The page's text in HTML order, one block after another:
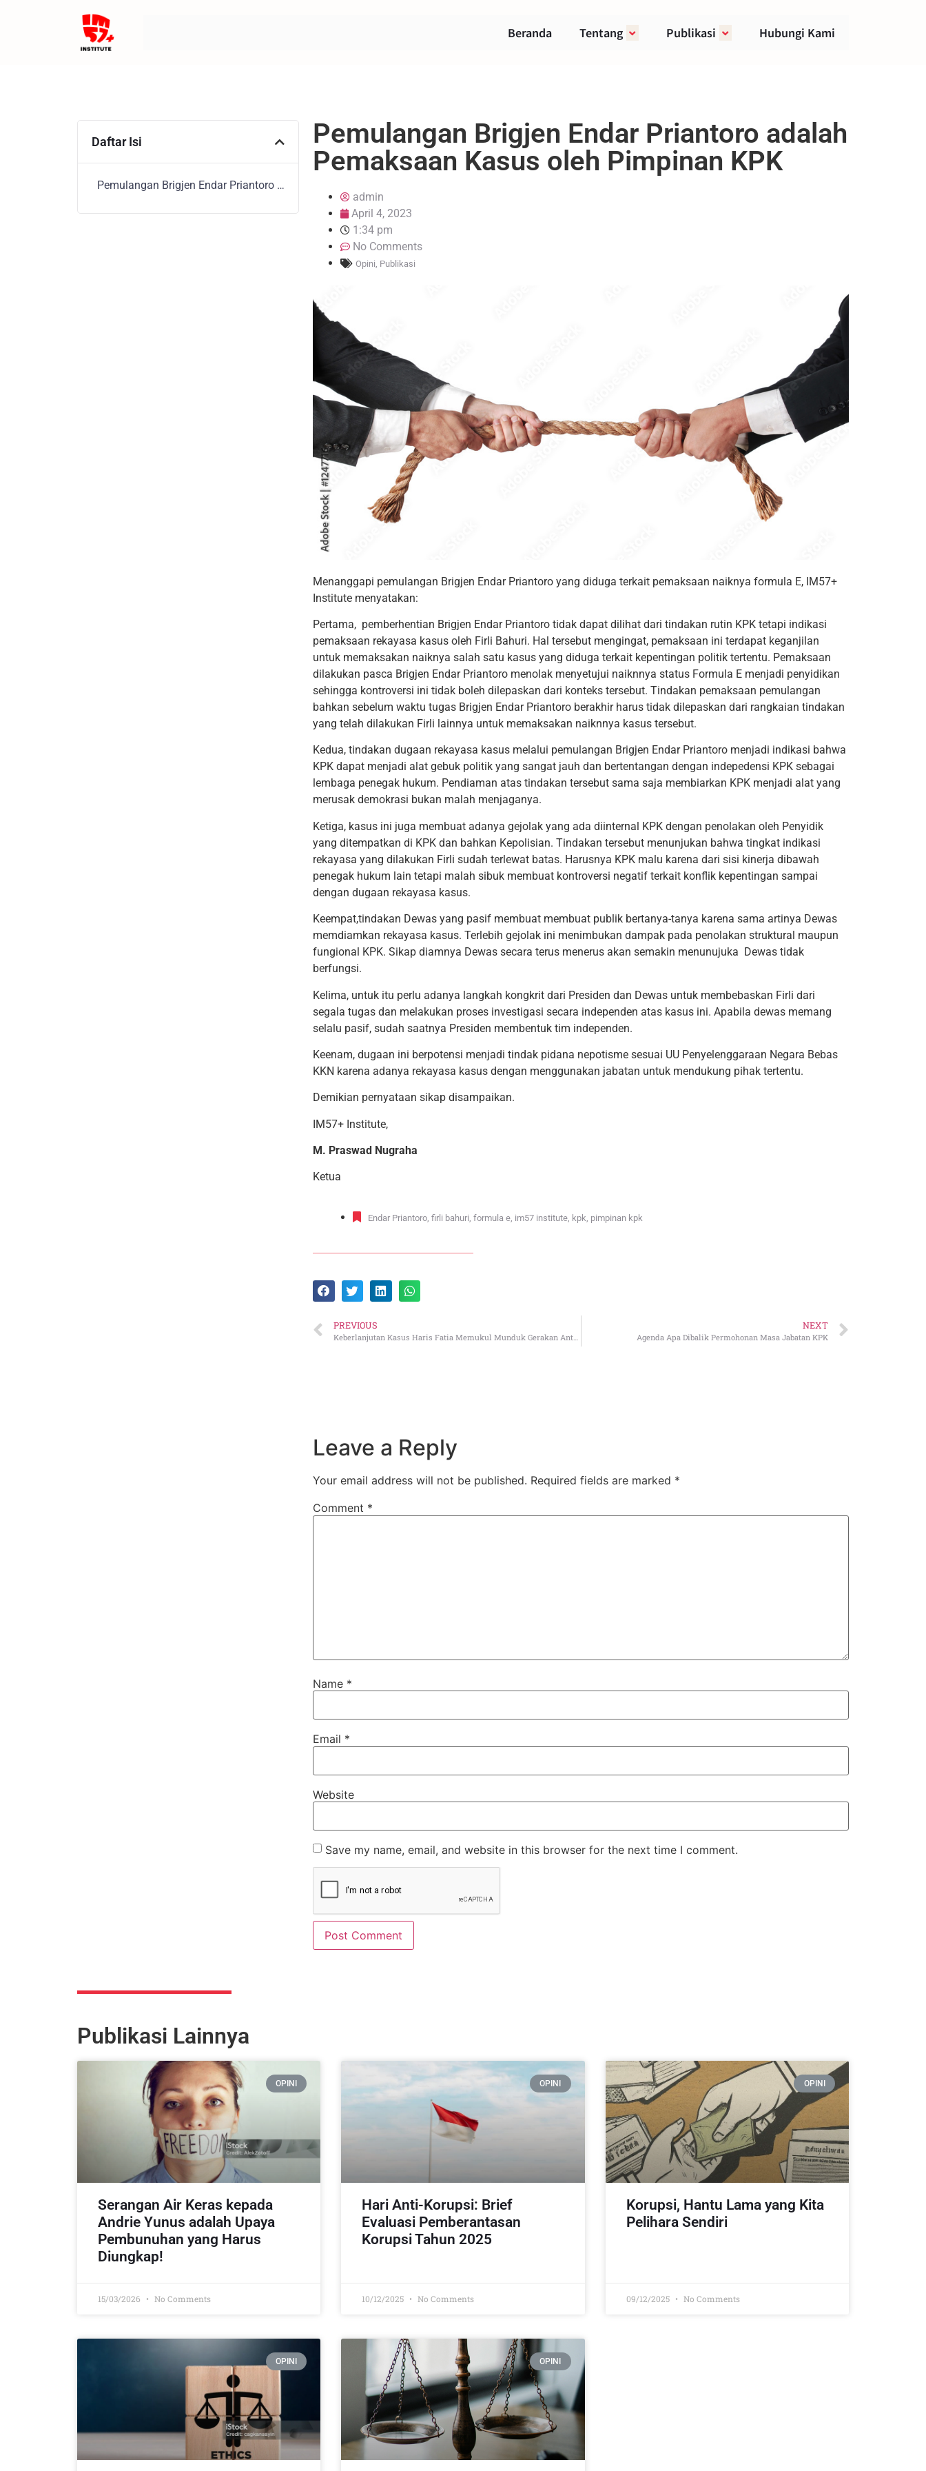
Beranda Tentang Publikasi Hubungi Kami
Daftar Isi
Pemulangan Brigjen Endar Priantoro adalah Pemaksaan Kasus oleh Pimpinan KPK
Pemulangan Brigjen Endar Priantoro adalah
Pemaksaan Kasus oleh Pimpinan KPK
admin
April 4, 2023
1:34 pm
No Comments
Opini, Publikasi
Menanggapi pemulangan Brigjen Endar Priantoro yang diduga terkait pemaksaan naiknya formula E, IM57+
Institute menyatakan:
Pertama, pemberhentian Brigjen Endar Priantoro tidak dapat dilihat dari tindakan rutin KPK tetapi indikasi
pemaksaan rekayasa kasus oleh Firli Bahuri. Hal tersebut mengingat, pemaksaan ini terdapat keganjilan
untuk memaksakan naiknya salah satu kasus yang diduga terkait kepentingan politik tertentu. Pemaksaan
dilakukan pasca Brigjen Endar Priantoro menolak menyetujui naiknnya status Formula E menjadi penyidikan
sehingga kontroversi ini tidak boleh dilepaskan dari konteks tersebut. Tindakan pemaksaan pemulangan
bahkan sebelum waktu tugas Brigjen Endar Priantoro berakhir harus tidak dilepaskan dari rangkaian tindakan
yang telah dilakukan Firli lainnya untuk memaksakan naiknnya kasus tersebut.
Kedua, tindakan dugaan rekayasa kasus melalui pemulangan Brigjen Endar Priantoro menjadi indikasi bahwa
KPK dapat menjadi alat gebuk politik yang sangat jauh dan bertentangan dengan indepedensi KPK sebagai
lembaga penegak hukum. Pendiaman atas tindakan tersebut sama saja membiarkan KPK menjadi alat yang
merusak demokrasi bukan malah menjaganya.
Ketiga, kasus ini juga membuat adanya gejolak yang ada diinternal KPK dengan penolakan oleh Penyidik
yang ditempatkan di KPK dan bahkan Kepolisian. Tindakan tersebut menunjukan bahwa tingkat indikasi
rekayasa yang dilakukan Firli sudah terlewat batas. Harusnya KPK malu karena dari sisi kinerja dibawah
penegak hukum lain tetapi malah sibuk membuat kontroversi negatif terkait konflik kepentingan sampai
dengan dugaan rekayasa kasus.
Keempat,tindakan Dewas yang pasif membuat membuat publik bertanya-tanya karena sama artinya Dewas
memdiamkan rekayasa kasus. Terlebih gejolak ini menimbukan dampak pada penolakan struktural maupun
fungional KPK. Sikap diamnya Dewas secara terus menerus akan semakin menunujuka Dewas tidak
berfungsi.
Kelima, untuk itu perlu adanya langkah kongkrit dari Presiden dan Dewas untuk membebaskan Firli dari
segala tugas dan melakukan proses investigasi secara independen atas kasus ini. Apabila dewas memang
selalu pasif, sudah saatnya Presiden membentuk tim independen.
Keenam, dugaan ini berpotensi menjadi tindak pidana nepotisme sesuai UU Penyelenggaraan Negara Bebas
KKN karena adanya rekayasa kasus dengan menggunakan jabatan untuk mendukung pihak tertentu.
Demikian pernyataan sikap disampaikan.
IM57+ Institute,
M. Praswad Nugraha
Ketua
Endar Priantoro firli bahuri formula e im57 institute kpk pimpinan kpk
PREVIOUS
Keberlanjutan Kasus Haris Fatia Memukul Munduk Gerakan Anti Korupsi
NEXT
Agenda Apa Dibalik Permohonan Masa Jabatan KPK
Leave a Reply
Your email address will not be published. Required fields are marked *
Comment *
Name *
Email *
Website
Save my name, email, and website in this browser for the next time I comment.
Publikasi Lainnya
OPINI
Serangan Air Keras kepada
Andrie Yunus adalah Upaya
Pembunuhan yang Harus
Diungkap!
15/03/2026 No Comments
OPINI
Hari Anti-Korupsi: Brief
Evaluasi Pemberantasan
Korupsi Tahun 2025
10/12/2025 No Comments
OPINI
Korupsi, Hantu Lama yang Kita
Pelihara Sendiri
09/12/2025 No Comments
OPINI OPINI